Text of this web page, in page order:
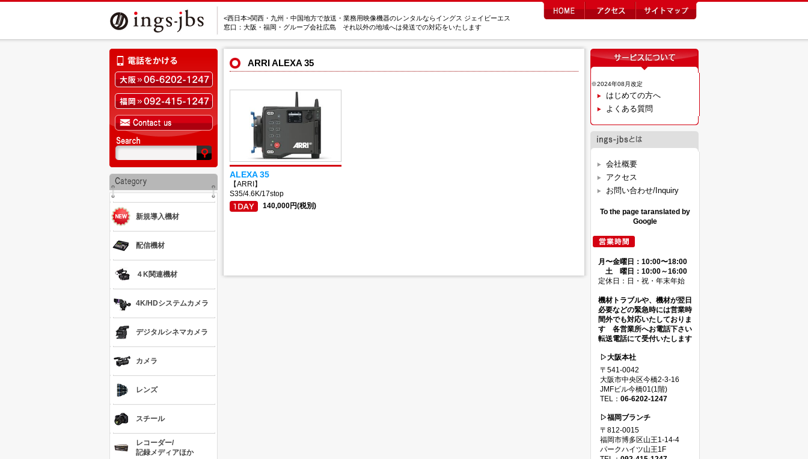
<西日本>関西・九州・中国地方で放送・業務用映像機器のレンタルならイングス ジェイビーエス
窓口：大阪・福岡・グループ会社広島 それ以外の地域へは発送での対応をいたします
新規導入機材
配信機材
４K関連機材
4K/HDシステムカメラ
デジタルシネマカメラ
カメラ
レンズ
スチール
レコーダー/
記録メディアほか
※2024年08月改定
はじめての方へ
よくある質問
会社概要
アクセス
お問い合わせ/Inquiry
To the page taranslated by
Google
月〜金曜日：10:00〜18:00
土 曜日：10:00～16:00
定休日：日・祝・年末年始
機材トラブルや、機材が翌日
必要などの緊急時には営業時
間外でも対応いたしておりま
す 各営業所へお電話下さい
転送電話にて受付いたします
▷大阪本社
〒541-0042
大阪市中央区今橋2-3-16
JMFビル今橋01(1階)
TEL： 06-6202-1247
▷福岡ブランチ
〒812-0015
福岡市博多区山王1-14-4
パークハイツ山王1F
ARRI ALEXA 35
ALEXA 35
【ARRI】
S35/4.6K/17stop
140,000円(税別)